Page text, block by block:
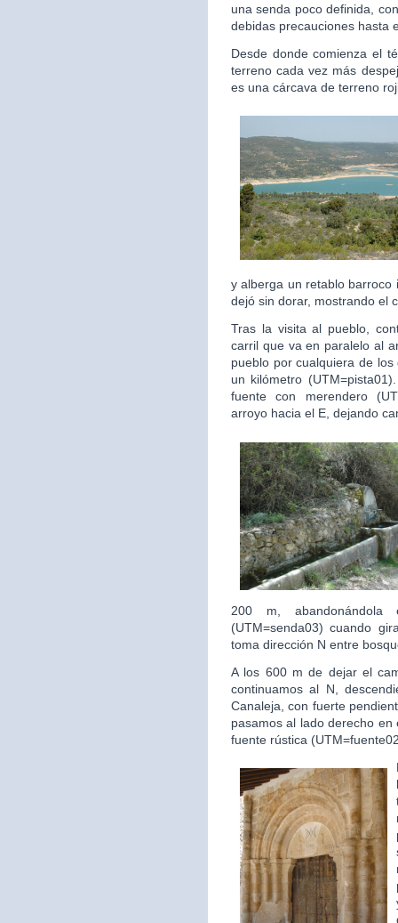
una senda poco definida,
debidas precauciones hasta
Desde donde comienza el
terreno cada vez más
es una cárcava de terreno
y alberga un retablo barroco
dejó sin dorar, mostrando el
Tras la visita al pueblo,
carril que va en paralelo al
pueblo por cualquiera de
un kilómetro
fuente con merendero
arroyo hacia el E, dejando
200 m,
(UTM=senda03) cuando
toma dirección N entre
A los 600 m de dejar el
continuamos al N,
Canaleja, con fuerte
pasamos al lado derecho
fuente rústica